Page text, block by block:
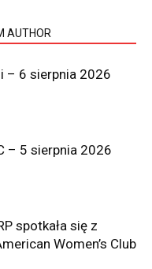
AUTHOR
– 6 sierpnia 2026
– 5 sierpnia 2026
spotkała się z
Women’s Club